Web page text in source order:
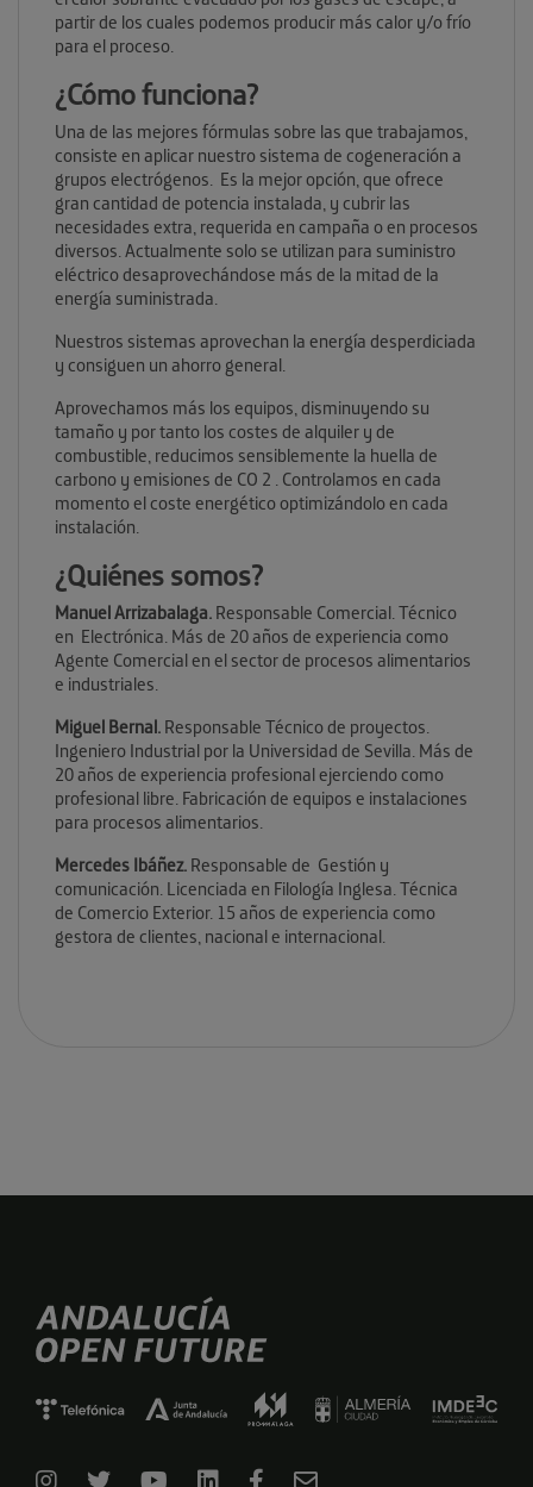
partir de los cuales podemos producir más calor y/o frío
para el proceso.
¿Cómo funciona?
Una de las mejores fórmulas sobre las que trabajamos,
consiste en aplicar nuestro sistema de cogeneración a
grupos electrógenos. Es la mejor opción, que ofrece
gran cantidad de potencia instalada, y cubrir las
necesidades extra, requerida en campaña o en procesos
diversos. Actualmente solo se utilizan para suministro
eléctrico desaprovechándose más de la mitad de la
energía suministrada.
Nuestros sistemas aprovechan la energía desperdiciada
y consiguen un ahorro general.
Aprovechamos más los equipos, disminuyendo su
tamaño y por tanto los costes de alquiler y de
combustible, reducimos sensiblemente la huella de
carbono y emisiones de CO 2 . Controlamos en cada
momento el coste energético optimizándolo en cada
instalación.
¿Quiénes somos?
Manuel Arrizabalaga. Responsable Comercial. Técnico
en Electrónica. Más de 20 años de experiencia como
Agente Comercial en el sector de procesos alimentarios
e industriales.
Miguel Bernal. Responsable Técnico de proyectos.
Ingeniero Industrial por la Universidad de Sevilla. Más de
20 años de experiencia profesional ejerciendo como
profesional libre. Fabricación de equipos e instalaciones
para procesos alimentarios.
Mercedes Ibáñez. Responsable de Gestión y
comunicación. Licenciada en Filología Inglesa. Técnica
de Comercio Exterior. 15 años de experiencia como
gestora de clientes, nacional e internacional.